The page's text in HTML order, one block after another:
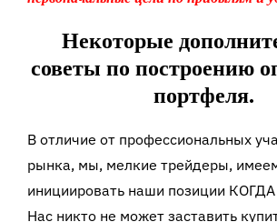
Некоторые
советы по построению
портфеля.
В отличие от профессиональных
рынка, мы, мелкие трейдеры,
инициировать наши позиции
Нас никто не может заставить